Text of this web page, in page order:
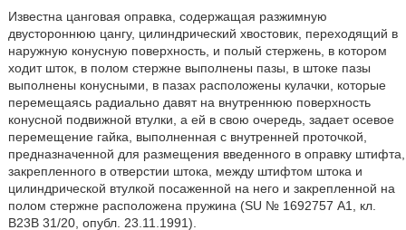
Известна цанговая оправка, содержащая разжимную
двустороннюю цангу, цилиндрический хвостовик, переходящий в
наружную конусную поверхность, и полый стержень, в котором
ходит шток, в полом стержне выполнены пазы, в штоке пазы
выполнены конусными, в пазах расположены кулачки, которые
перемещаясь радиально давят на внутреннюю поверхность
конусной подвижной втулки, а ей в свою очередь, задает осевое
перемещение гайка, выполненная с внутренней проточкой,
предназначенной для размещения введенного в оправку штифта,
закрепленного в отверстии штока, между штифтом штока и
цилиндрической втулкой посаженной на него и закрепленной на
полом стержне расположена пружина (SU № 1692757 А1, кл.
В23В 31/20, опубл. 23.11.1991).